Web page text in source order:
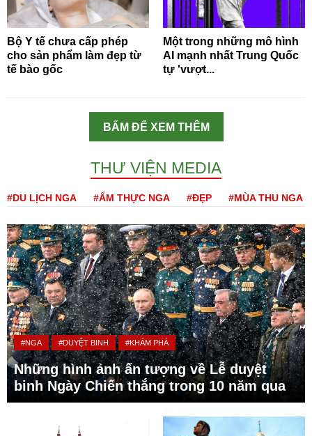
Bộ Y tế chưa cấp phép
cho sản phẩm làm đẹp từ
tế bào gốc
Một trong những mô hình
AI mạnh nhất Trung Quốc
tự 'vượt...
BẤM ĐỂ XEM THÊM
THƯ VIỆN MEDIA
#DU LỊCH NGA #ẨM THỰC NGA #ĐẸP #MÙA THU NGA
#NGA #DUYỆT BINH #KHÁM PHÁ
Những hình ảnh ấn tượng về Lễ duyệt
binh Ngày Chiến thắng trong 10 năm qua